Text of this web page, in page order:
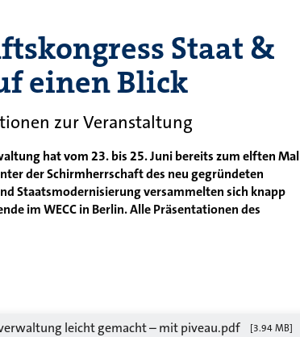
Staat &
einen Blick
zur Veranstaltung
hat vom 23. bis 25. Juni bereits zum elften Mal
der Schirmherrschaft des neu gegründeten
Staatsmodernisierung versammelten sich knapp
im WECC in Berlin. Alle Präsentationen des
leicht gemacht – mit piveau.pdf [3.94 MB]